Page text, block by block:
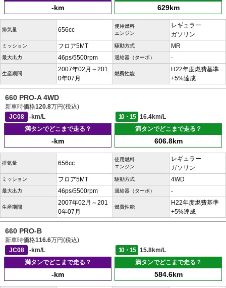
-km 629km
排気量 656cc
使用燃料
エンジン
レギュラー
ガソリン
ミッション フロア5MT 駆動方式 MR
最大出力 46ps/5500rpm 過給器（ターボ） -
生産期間
2007年02月～201
0年07月
燃費性能
H22年度燃費基準
+5%達成
660 PRO-A 4WD
新車時価格120.8万円(税込)
JC08
-km/L 10・15
16.4km/L
満タンでどこまで走る？
-km
満タンでどこまで走る？
606.8km
排気量 656cc
使用燃料
エンジン
レギュラー
ガソリン
ミッション フロア5MT 駆動方式 4WD
最大出力 46ps/5500rpm 過給器（ターボ） -
生産期間
2007年02月～201
0年07月
燃費性能
H22年度燃費基準
+5%達成
660 PRO-B
新車時価格116.6万円(税込)
JC08
-km/L 10・15
15.8km/L
満タンでどこまで走る？
-km
満タンでどこまで走る？
584.6km